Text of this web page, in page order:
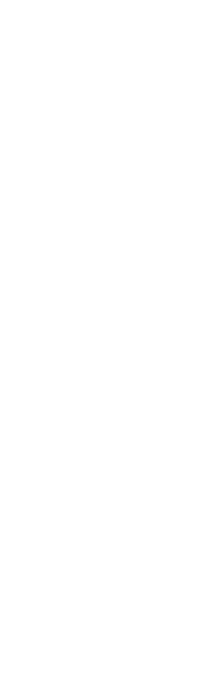
「イオンネットスーパ